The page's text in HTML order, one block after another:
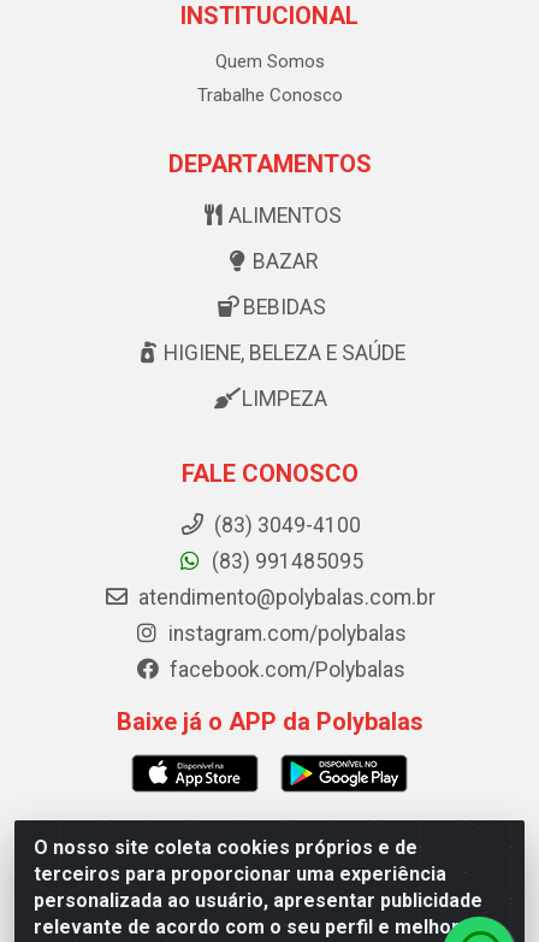
O nosso site coleta cookies próprios e de
terceiros para proporcionar uma experiência
personalizada ao usuário, apresentar publicidade
relevante de acordo com o seu perfil e melhorar a
INSTITUCIONAL
Quem Somos
Trabalhe Conosco
DEPARTAMENTOS
ALIMENTOS
BAZAR
BEBIDAS
HIGIENE, BELEZA E SAÚDE
LIMPEZA
FALE CONOSCO
(83) 3049-4100
(83) 991485095
atendimento@polybalas.com.br
instagram.com/polybalas
facebook.com/Polybalas
Baixe já o APP da Polybalas
Polybalas - Rua João Miguel de Souza, 173 Galpão B -
Ernesto Geisel, João Pessoa/PB - CEP 58.075-075 - CNPJ
00.909.327/0002-61